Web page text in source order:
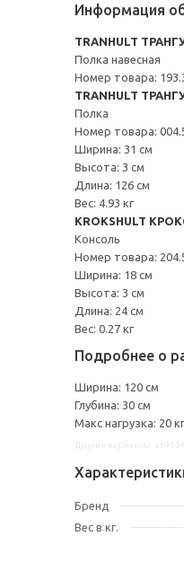
Информация
TRANHULT
Полка навесная
Номер товара:
TRANHULT
Полка
Номер товара:
Ширина: 31 см
Высота: 3 см
Длина: 126 см
Вес: 4.93 кг
KROKSHULT
Консоль
Номер товара:
Ширина: 18 см
Высота: 3 см
Длина: 24 см
Вес: 0.27 кг
Подробнее о
Ширина: 120 см
Глубина: 30 см
Макс нагрузка: 20 кг
Бренд
Вес в кг.